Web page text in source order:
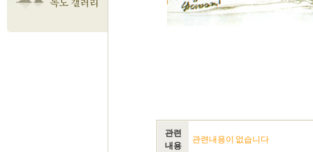
관련
내용
관련내용이 없습니다